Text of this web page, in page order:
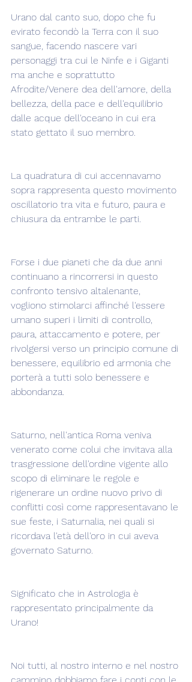
Urano dal canto suo, dopo che fu
evirato fecondò la Terra con il suo
sangue, facendo nascere vari
personaggi tra cui le Ninfe e i Giganti
ma anche e soprattutto
Afrodite/Venere dea dell'amore, della
bellezza, della pace e dell'equilibrio
dalle acque dell'oceano in cui era
stato gettato il suo membro.
La quadratura di cui accennavamo
sopra rappresenta questo movimento
oscillatorio tra vita e futuro, paura e
chiusura da entrambe le parti.
Forse i due pianeti che da due anni
continuano a rincorrersi in questo
confronto tensivo altalenante,
vogliono stimolarci affinché l'essere
umano superi i limiti di controllo,
paura, attaccamento e potere, per
rivolgersi verso un principio comune di
benessere, equilibrio ed armonia che
porterà a tutti solo benessere e
abbondanza.
Saturno, nell'antica Roma veniva
venerato come colui che invitava alla
trasgressione dell'ordine vigente allo
scopo di eliminare le regole e
rigenerare un ordine nuovo privo di
conflitti così come rappresentavano le
sue feste, i Saturnalia, nei quali si
ricordava l'età dell'oro in cui aveva
governato Saturno.
Significato che in Astrologia è
rappresentato principalmente da
Urano!
Noi tutti, al nostro interno e nel nostro